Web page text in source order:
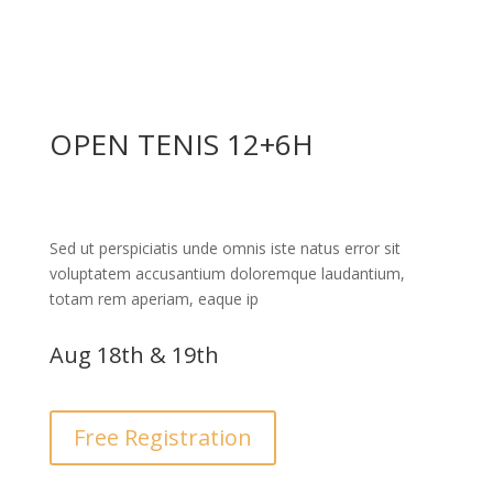
OPEN TENIS 12+6H
Sed ut perspiciatis unde omnis iste natus error sit
voluptatem accusantium doloremque laudantium,
totam rem aperiam, eaque ip
Aug 18th & 19th
Free Registration